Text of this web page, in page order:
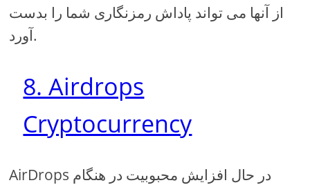
از آنها می تواند پاداش رمزنگاری شما را بدست
آورد.
8. Airdrops
Cryptocurrency
AirDrops در حال افزایش محبوبیت در هنگام